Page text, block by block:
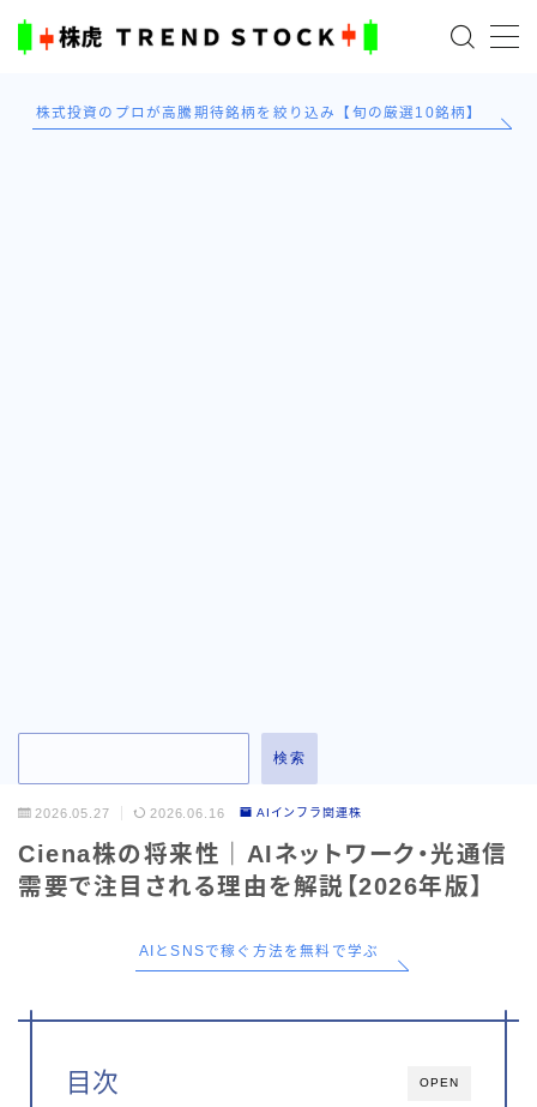
株式投資のプロが高騰期待銘柄を絞り込み【旬の厳選10銘柄】
検索
2026.05.27 2026.06.16 AIインフラ関連株
Ciena株の将来性｜AIネットワーク・光通信
需要で注目される理由を解説【2026年版】
AIとSNSで稼ぐ方法を無料で学ぶ
OPEN
目次